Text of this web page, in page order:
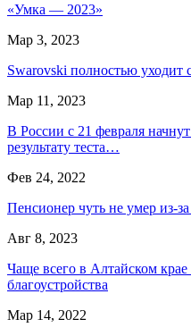
«Умка — 2023»
Мар 3, 2023
Swarovski полностью уходит
Мар 11, 2023
В России с 21 февраля
результату теста…
Фев 24, 2022
Пенсионер чуть не умер из-
Авг 8, 2023
Чаще всего в Алтайском
благоустройства
Мар 14, 2022